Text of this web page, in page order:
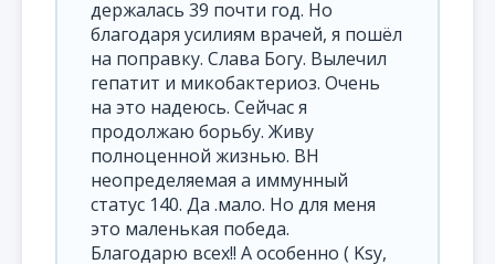
держалась 39 почти год. Но
благодаря усилиям врачей, я пошёл
на поправку. Слава Богу. Вылечил
гепатит и микобактериоз. Очень
на это надеюсь. Сейчас я
продолжаю борьбу. Живу
полноценной жизнью. ВН
неопределяемая а иммунный
статус 140. Да .мало. Но для меня
это маленькая победа.
Благодарю всех!! А особенно ( Ksy,